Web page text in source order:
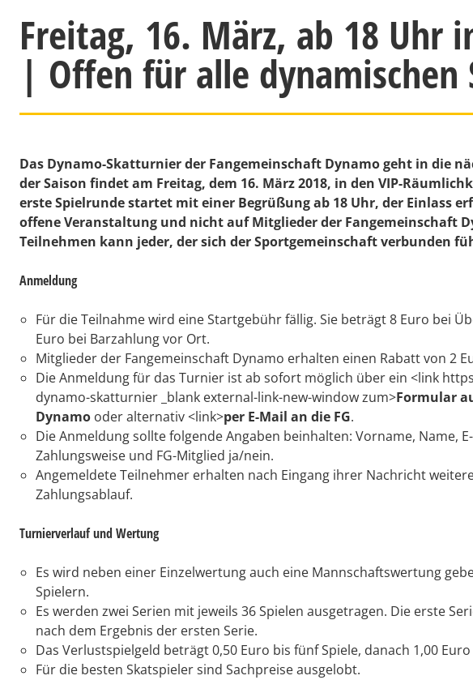
Freitag, 16. März, ab 18 Uhr
| Offen für alle dynamischen
Das Dynamo-Skatturnier der Fangemeinschaft Dynamo geht in die
der Saison findet am Freitag, dem 16. März 2018, in den VIP-
erste Spielrunde startet mit einer Begrüßung ab 18 Uhr, der Einlass
offene Veranstaltung und nicht auf Mitglieder der Fangemeinschaft
Teilnehmen kann jeder, der sich der Sportgemeinschaft verbunden
Anmeldung
Für die Teilnahme wird eine Startgebühr fällig. Sie beträgt 8 Euro bei
Euro bei Barzahlung vor Ort.
Mitglieder der Fangemeinschaft Dynamo erhalten einen Rabatt von 2
Die Anmeldung für das Turnier ist ab sofort möglich über ein <link
dynamo-skatturnier _blank external-link-new-window zum>Formular
Dynamo oder alternativ <link>per E-Mail an die FG.
Die Anmeldung sollte folgende Angaben beinhalten: Vorname, Name,
Zahlungsweise und FG-Mitglied ja/nein.
Angemeldete Teilnehmer erhalten nach Eingang ihrer Nachricht
Zahlungsablauf.
Turnierverlauf und Wertung
Es wird neben einer Einzelwertung auch eine Mannschaftswertung
Spielern.
Es werden zwei Serien mit jeweils 36 Spielen ausgetragen. Die erste
nach dem Ergebnis der ersten Serie.
Das Verlustspielgeld beträgt 0,50 Euro bis fünf Spiele, danach 1,00
Für die besten Skatspieler sind Sachpreise ausgelobt.